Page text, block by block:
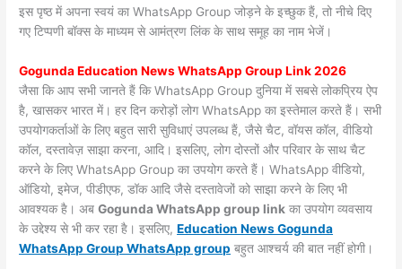
इस पृष्ठ में अपना स्वयं का WhatsApp Group जोड़ने के इच्छुक हैं, तो नीचे दिए
गए टिप्पणी बॉक्स के माध्यम से आमंत्रण लिंक के साथ समूह का नाम भेजें।
Gogunda Education News WhatsApp Group Link 2026
जैसा कि आप सभी जानते हैं कि WhatsApp Group दुनिया में सबसे लोकप्रिय ऐप
है, खासकर भारत में। हर दिन करोड़ों लोग WhatsApp का इस्तेमाल करते हैं। सभी
उपयोगकर्ताओं के लिए बहुत सारी सुविधाएं उपलब्ध हैं, जैसे चैट, वॉयस कॉल, वीडियो
कॉल, दस्तावेज़ साझा करना, आदि। इसलिए, लोग दोस्तों और परिवार के साथ चैट
करने के लिए WhatsApp Group का उपयोग करते हैं। WhatsApp वीडियो,
ऑडियो, इमेज, पीडीएफ, डॉक आदि जैसे दस्तावेजों को साझा करने के लिए भी
आवश्यक है। अबGogunda WhatsApp group link का उपयोग व्यवसाय
के उद्देश्य से भी कर रहा है। इसलिए,Education News Gogunda
WhatsApp Group WhatsApp group बहुत आश्चर्य की बात नहीं होगी।